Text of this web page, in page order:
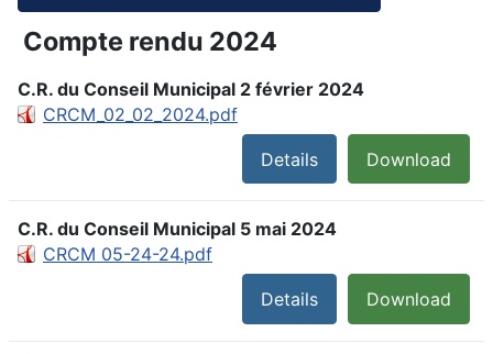
Compte rendu 2024
C.R. du Conseil Municipal 2 février 2024
CRCM_02_02_2024.pdf
Download
Details
C.R. du Conseil Municipal 5 mai 2024
CRCM 05-24-24.pdf
Download
Details